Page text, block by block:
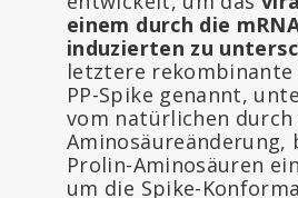
einem durch die
induzierten zu
letztere rekombinante
PP-Spike genannt,
vom natürlichen
Aminosäureänderung,
Prolin-Aminosäuren
um die Spike-